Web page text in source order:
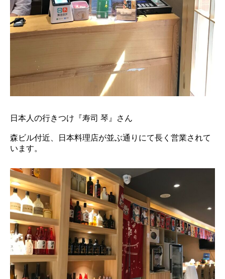
日本人の行きつけ『寿司 琴』さん
森ビル付近、日本料理店が並ぶ通りにて長く営業されて
います。